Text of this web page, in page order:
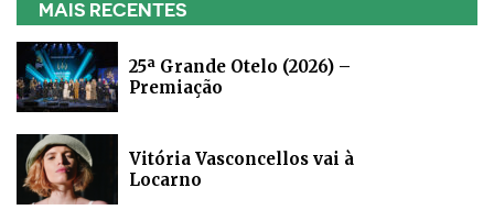
MAIS RECENTES
25ª Grande Otelo (2026) –
Premiação
Vitória Vasconcellos vai à
Locarno